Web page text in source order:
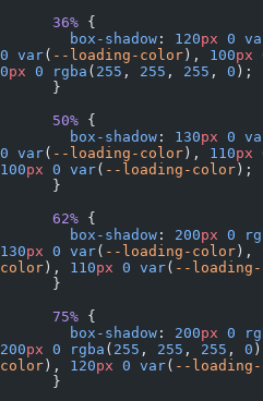
      36%
{
        box-shadow
: 120px 0
0 var( --loading-color ), 100px
0px 0 rgba ( 255 , 255 , 255 , 0 );
      }
      50%
{
        box-shadow
: 130px 0
0 var( --loading-color ), 110px
100px 0 var( --loading-color );
      }
      62%
{
        box-shadow
: 200px 0
130px 0 var( --loading-color ),
color ), 110px 0 var( --
      }
      75%
{
        box-shadow
: 200px 0
200px 0 rgba ( 255 , 255 , 255 , 0
color ), 120px 0 var( --
      }